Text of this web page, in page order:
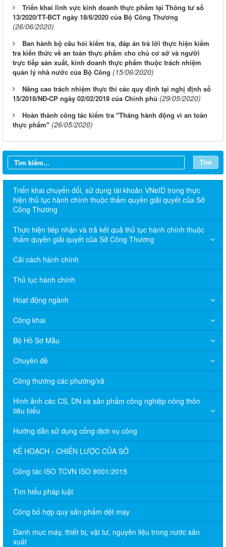
Triển khai lĩnh vực kinh doanh thực phẩm tại Thông tư số
13/2020/TT-BCT ngày 18/6/2020 của Bộ Công Thương
(26/06/2020)
Ban hành bộ câu hỏi kiểm tra, đáp án trả lời thực hiện kiểm
tra kiến thức về an toàn thực phẩm cho chủ cơ sở và người
trực tiếp sản xuất, kinh doanh thực phẩm thuộc trách nhiệm
quản lý nhà nước của Bộ Công (15/06/2020)
Nâng cao trách nhiệm thực thi các quy định tại nghị định số
15/2018/NĐ-CP ngày 02/02/2018 của Chính phủ (29/05/2020)
Hoàn thành công tác kiểm tra "Tháng hành động vì an toàn
thực phẩm" (26/05/2020)
Tìm
Triển khai chuyển đổi, sử dụng tài khoản VNeID trong thực
hiện thủ tục hành chính thuộc thẩm quyền giải quyết của Sở
Công Thương
Thực hiện tiếp nhận và trả kết quả thủ tục hành chính thuộc
thẩm quyền giải quyết của Sở Công Thương
Cải cách hành chính
Thủ tục hành chính
Hoạt động ngành
Công khai
Bộ Hồ Sơ Mẫu
Chuyên đề
Công thương các phường/xã
Hình ảnh các CS, DN và sản phẩm công nghiệp nông thôn
tiêu biểu
Hướng dẫn sử dụng cổng dịch vụ công
KẾ HOẠCH - CHIẾN LƯỢC CỦA SỞ
Công tác ISO TCVN ISO 9001:2015
Tìm hiểu pháp luật
Công bố hợp quy sản phẩm dệt may
Danh mục máy, thiết bị, vật tư, nguyên liệu trong nước sản
xuất